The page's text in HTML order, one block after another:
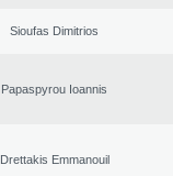
Sioufas Dimitrios
Papaspyrou Ioannis
Drettakis Emmanouil